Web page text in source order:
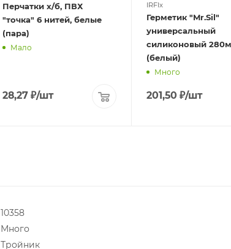
Перчатки х/б, ПВХ
"точка" 6 нитей, белые
(пара)
Мало
28,27 ₽/шт
IRFIx
Герметик "Mr.Sil"
универсальный
силиконовый
(белый)
Много
201,50 ₽/шт
10358
Много
Тройник